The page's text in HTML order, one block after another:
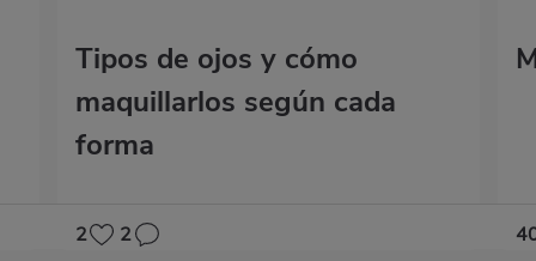
Tipos de ojos y cómo
maquillarlos según cada
forma
2 2